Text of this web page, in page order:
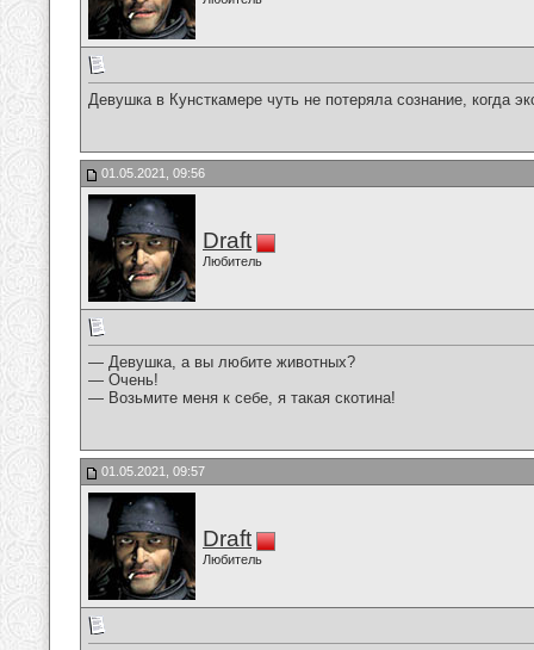
Девушка в Кунсткамере чуть не потеряла сознание, когда
01.05.2021, 09:56
Draft
Любитель
— Девушка, а вы любите животных?
— Очень!
— Возьмите меня к себе, я такая скотина!
01.05.2021, 09:57
Draft
Любитель